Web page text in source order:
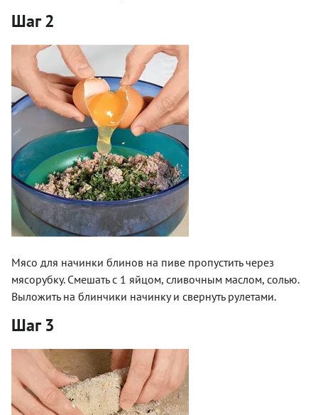
Шаг 2
Мясо для начинки блинов на пиве пропустить через
мясорубку. Смешать с 1 яйцом, сливочным маслом, солью.
Выложить на блинчики начинку и свернуть рулетами.
Шаг 3